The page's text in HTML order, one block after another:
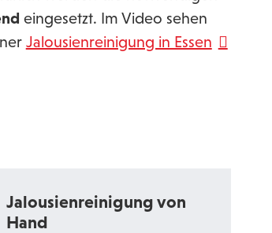
eingesetzt. Im Video sehen
Jalousienreinigung in Essen
Jalousienreinigung von
Hand